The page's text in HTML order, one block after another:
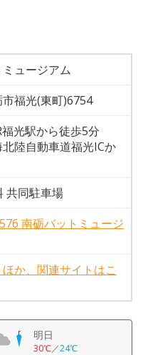
ュージアム
福光(東町)6754
福光駅から徒歩5分
北陸自動車道福光ICか
共同駐車場
南砺バットミュージ
か、関連サイトはこ
明日
30℃／24℃